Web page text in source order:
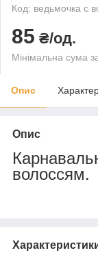
Код: ведьмочка с
85 ₴/од.
Мінімальна сума
Опис
Опис
волоссям.